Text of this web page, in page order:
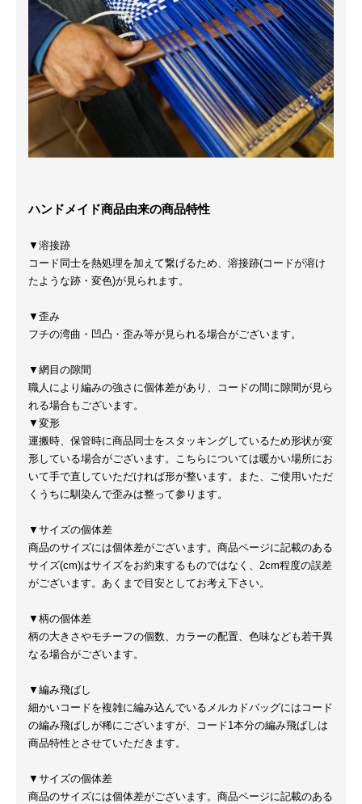
ハンドメイド商品由来の商品特性
▼溶接跡
コード同士を熱処理を加えて繋げるため、溶接跡(コードが溶け
たような跡・変色)が見られます。
▼歪み
フチの湾曲・凹凸・歪み等が見られる場合がございます。
▼網目の隙間
職人により編みの強さに個体差があり、コードの間に隙間が見ら
れる場合もございます。
▼変形
運搬時、保管時に商品同士をスタッキングしているため形状が変
形している場合がございます。こちらについては暖かい場所にお
いて手で直していただければ形が整います。また、ご使用いただ
くうちに馴染んで歪みは整って参ります。
▼サイズの個体差
商品のサイズには個体差がございます。商品ページに記載のある
サイズ(cm)はサイズをお約束するものではなく、2cm程度の誤差
がございます。あくまで目安としてお考え下さい。
▼柄の個体差
柄の大きさやモチーフの個数、カラーの配置、色味なども若干異
なる場合がございます。
▼編み飛ばし
細かいコードを複雑に編み込んでいるメルカドバッグにはコード
の編み飛ばしが稀にございますが、コード1本分の編み飛ばしは
商品特性とさせていただきます。
▼サイズの個体差
商品のサイズには個体差がございます。商品ページに記載のある